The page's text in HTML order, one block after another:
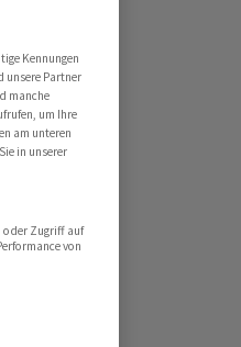
Kennungen
unsere Partner
manche
um Ihre
am unteren
in unserer
oder Zugriff auf
von